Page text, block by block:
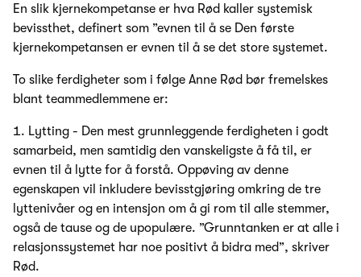
En slik kjernekompetanse er hva Rød kaller systemisk
bevissthet, definert som ”evnen til å se Den første
kjernekompetansen er evnen til å se det store systemet.
To slike ferdigheter som i følge Anne Rød bør fremelskes
blant teammedlemmene er:
Lytting - Den mest grunnleggende ferdigheten i godt
samarbeid, men samtidig den vanskeligste å få til, er
evnen til å lytte for å forstå. Oppøving av denne
egenskapen vil inkludere bevisstgjøring omkring de tre
lyttenivåer og en intensjon om å gi rom til alle stemmer,
også de tause og de upopulære. ”Grunntanken er at alle i
relasjonssystemet har noe positivt å bidra med”, skriver
Rød.